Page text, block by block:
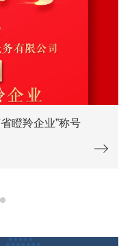
瞪羚企业”称号